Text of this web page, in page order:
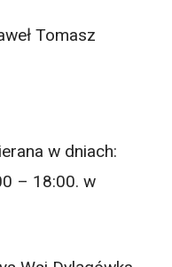
Tomasz
w dniach:
– 18:00. w